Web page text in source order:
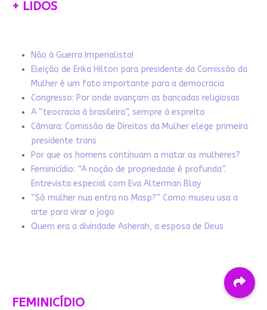
+ LIDOS
Não à Guerra Imperialista!
Eleição de Erika Hilton para presidente da Comissão da
Mulher é um fato importante para a democracia
Congresso: Por onde avançam as bancadas religiosas
A “teocracia à brasileira”, sempre à espreita
Câmara: Comissão de Direitos da Mulher elege primeira
presidente trans
Por que os homens continuam a matar as mulheres?
Feminicídio: “A noção de propriedade é profunda”.
Entrevista especial com Eva Alterman Blay
“Só mulher nua entra no Masp?” Como museu usa a
arte para virar o jogo
Quem era a divindade Asherah, a esposa de Deus
FEMINICÍDIO